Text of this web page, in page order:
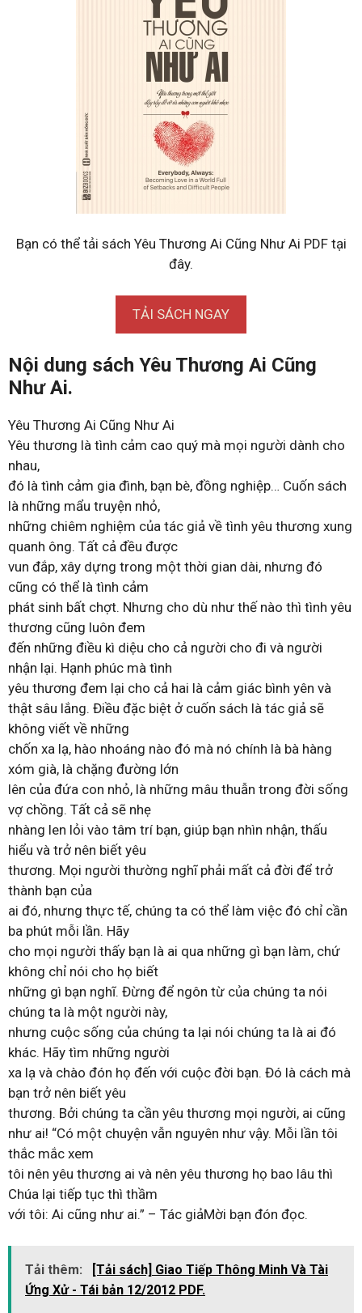
Bạn có thể tải sách Yêu Thương Ai Cũng Như Ai PDF tại
đây.
TẢI SÁCH NGAY
Nội dung sách Yêu Thương Ai Cũng
Như Ai.
Yêu Thương Ai Cũng Như Ai
Yêu thương là tình cảm cao quý mà mọi người dành cho
nhau,
đó là tình cảm gia đình, bạn bè, đồng nghiệp… Cuốn sách
là những mẩu truyện nhỏ,
những chiêm nghiệm của tác giả về tình yêu thương xung
quanh ông. Tất cả đều được
vun đắp, xây dựng trong một thời gian dài, nhưng đó
cũng có thể là tình cảm
phát sinh bất chợt. Nhưng cho dù như thế nào thì tình yêu
thương cũng luôn đem
đến những điều kì diệu cho cả người cho đi và người
nhận lại. Hạnh phúc mà tình
yêu thương đem lại cho cả hai là cảm giác bình yên và
thật sâu lắng. Điều đặc biệt ở cuốn sách là tác giả sẽ
không viết về những
chốn xa lạ, hào nhoáng nào đó mà nó chính là bà hàng
xóm già, là chặng đường lớn
lên của đứa con nhỏ, là những mâu thuẫn trong đời sống
vợ chồng. Tất cả sẽ nhẹ
nhàng len lỏi vào tâm trí bạn, giúp bạn nhìn nhận, thấu
hiểu và trở nên biết yêu
thương. Mọi người thường nghĩ phải mất cả đời để trở
thành bạn của
ai đó, nhưng thực tế, chúng ta có thể làm việc đó chỉ cần
ba phút mỗi lần. Hãy
cho mọi người thấy bạn là ai qua những gì bạn làm, chứ
không chỉ nói cho họ biết
những gì bạn nghĩ. Đừng để ngôn từ của chúng ta nói
chúng ta là một người này,
nhưng cuộc sống của chúng ta lại nói chúng ta là ai đó
khác. Hãy tìm những người
xa lạ và chào đón họ đến với cuộc đời bạn. Đó là cách mà
bạn trở nên biết yêu
thương. Bởi chúng ta cần yêu thương mọi người, ai cũng
như ai! “Có một chuyện vẫn nguyên như vậy. Mỗi lần tôi
thắc mắc xem
tôi nên yêu thương ai và nên yêu thương họ bao lâu thì
Chúa lại tiếp tục thì thầm
với tôi: Ai cũng như ai.” – Tác giảMời bạn đón đọc.
Tải thêm:
[Tải sách] Giao Tiếp Thông Minh Và Tài
Ứng Xử - Tái bản 12/2012 PDF.